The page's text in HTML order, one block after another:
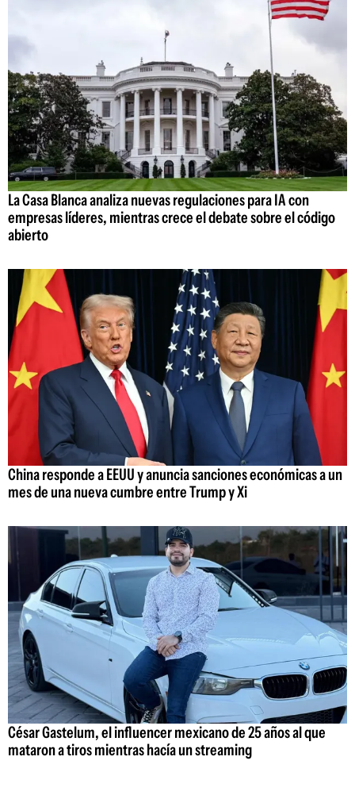
La Casa Blanca analiza nuevas regulaciones para IA con
empresas líderes, mientras crece el debate sobre el código
abierto
China responde a EEUU y anuncia sanciones económicas a un
mes de una nueva cumbre entre Trump y Xi
César Gastelum, el influencer mexicano de 25 años al que
mataron a tiros mientras hacía un streaming